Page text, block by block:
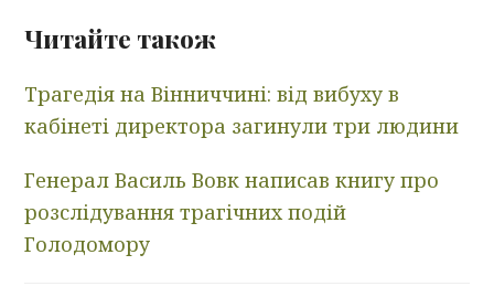
Читайте також
Трагедія на Вінниччині: від вибуху в
кабінеті директора загинули три людини
Генерал Василь Вовк написав книгу про
розслідування трагічних подій
Голодомору